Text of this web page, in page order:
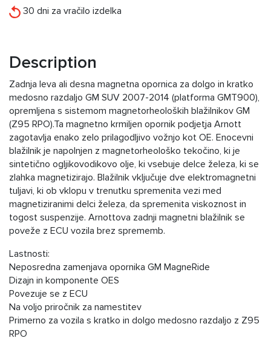
30 dni za vračilo izdelka
Description
Zadnja leva ali desna magnetna opornica za dolgo in kratko
medosno razdaljo GM SUV 2007-2014 (platforma GMT900),
opremljena s sistemom magnetorheoloških blažilnikov GM
(Z95 RPO).Ta magnetno krmiljen opornik podjetja Arnott
zagotavlja enako zelo prilagodljivo vožnjo kot OE. Enocevni
blažilnik je napolnjen z magnetorheološko tekočino, ki je
sintetično ogljikovodikovo olje, ki vsebuje delce železa, ki se
zlahka magnetizirajo. Blažilnik vključuje dve elektromagnetni
tuljavi, ki ob vklopu v trenutku spremenita vezi med
magnetiziranimi delci železa, da spremenita viskoznost in
togost suspenzije. Arnottova zadnji magnetni blažilnik se
poveže z ECU vozila brez sprememb.
Lastnosti:
Neposredna zamenjava opornika GM MagneRide
Dizajn in komponente OES
Povezuje se z ECU
Na voljo priročnik za namestitev
Primerno za vozila s kratko in dolgo medosno razdaljo z Z95
RPO